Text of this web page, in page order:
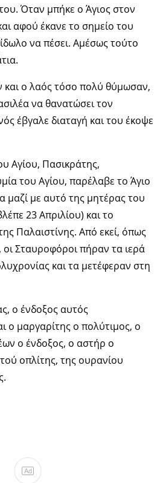
Όταν μπήκε ο Άγιος στον
αφού έκανε το σημείο του
να πέσει. Αμέσως τούτο
και ο λαός τόσο πολύ θύμωσαν,
να θανατώσει τον
έβγαλε διαταγή και του έκοψε
Αγίου, Πασικράτης,
του Αγίου, παρέλαβε το Άγιο
με αυτό της μητέρας του
23 Απριλίου) και το
Παλαιστίνης. Από εκεί, όπως
οι Σταυροφόροι πήραν τα ιερά
και τα μετέφεραν στη
ο ένδοξος αυτός
ο μαργαρίτης ο πολύτιμος, ο
ο ένδοξος, ο αστήρ ο
οπλίτης, της ουρανίου
Ad